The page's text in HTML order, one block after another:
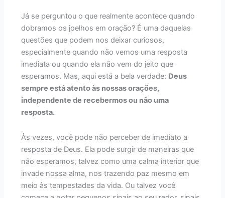
Já se perguntou o que realmente acontece quando
dobramos os joelhos em oração? É uma daquelas
questões que podem nos deixar curiosos,
especialmente quando não vemos uma resposta
imediata ou quando ela não vem do jeito que
esperamos. Mas, aqui está a bela verdade: Deus
sempre está atento às nossas orações,
independente de recebermos ou não uma
resposta.
Às vezes, você pode não perceber de imediato a
resposta de Deus. Ela pode surgir de maneiras que
não esperamos, talvez como uma calma interior que
invade nossa alma, nos trazendo paz mesmo em
meio às tempestades da vida. Ou talvez você